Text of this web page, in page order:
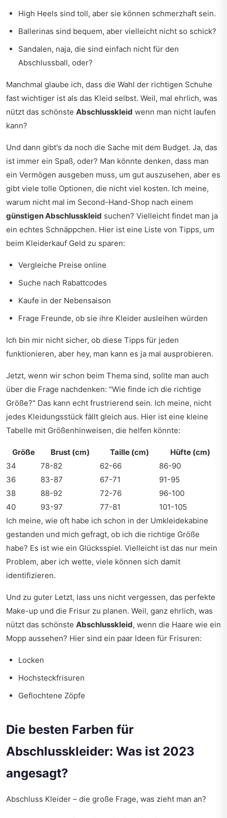
High Heels sind toll, aber sie können schmerzhaft sein.
Ballerinas sind bequem, aber vielleicht nicht so schick?
Sandalen, naja, die sind einfach nicht für den
Abschlussball, oder?
Manchmal glaube ich, dass die Wahl der richtigen Schuhe
fast wichtiger ist als das Kleid selbst. Weil, mal ehrlich, was
nützt das schönste Abschlusskleid wenn man nicht laufen
kann?
Und dann gibt's da noch die Sache mit dem Budget. Ja, das
ist immer ein Spaß, oder? Man könnte denken, dass man
ein Vermögen ausgeben muss, um gut auszusehen, aber es
gibt viele tolle Optionen, die nicht viel kosten. Ich meine,
warum nicht mal im Second-Hand-Shop nach einem
günstigen Abschlusskleid suchen? Vielleicht findet man ja
ein echtes Schnäppchen. Hier ist eine Liste von Tipps, um
beim Kleiderkauf Geld zu sparen:
Vergleiche Preise online
Suche nach Rabattcodes
Kaufe in der Nebensaison
Frage Freunde, ob sie ihre Kleider ausleihen würden
Ich bin mir nicht sicher, ob diese Tipps für jeden
funktionieren, aber hey, man kann es ja mal ausprobieren.
Jetzt, wenn wir schon beim Thema sind, sollte man auch
über die Frage nachdenken: "Wie finde ich die richtige
Größe?" Das kann echt frustrierend sein. Ich meine, nicht
jedes Kleidungsstück fällt gleich aus. Hier ist eine kleine
Tabelle mit Größenhinweisen, die helfen könnte:
Größe Brust (cm) Taille (cm)
Hüfte (cm)
34
78-82 62-66
86-90
36
83-87 67-71
91-95
38
88-92 72-76
96-100
40
93-97 77-81
101-105
Ich meine, wie oft habe ich schon in der Umkleidekabine
gestanden und mich gefragt, ob ich die richtige Größe
habe? Es ist wie ein Glücksspiel. Vielleicht ist das nur mein
Problem, aber ich wette, viele können sich damit
identifizieren.
Und zu guter Letzt, lass uns nicht vergessen, das perfekte
Make-up und die Frisur zu planen. Weil, ganz ehrlich, was
nützt das schönste Abschlusskleid, wenn die Haare wie ein
Mopp aussehen? Hier sind ein paar Ideen für Frisuren:
Locken
Hochsteckfrisuren
Geflochtene Zöpfe
Die besten Farben für
Abschlusskleider: Was ist 2023
angesagt?
Abschluss Kleider – die große Frage, was zieht man an?